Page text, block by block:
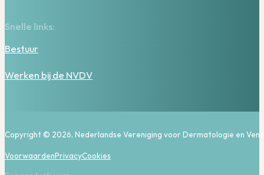
Snelle links:
Bestuur
Werken bij de NVDV
Copyright © 2026, Nederlandse Vereniging voor Dermatologie en
VoorwaardenPrivacyCookies